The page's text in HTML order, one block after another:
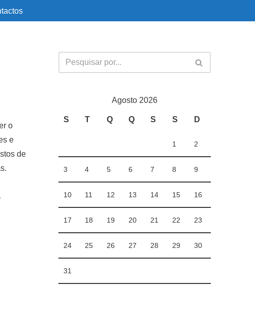
o
e
de
Agosto 2026
S T Q Q S S D
1 2
3 4 5 6 7 8 9
10 11 12 13 14 15 16
17 18 19 20 21 22 23
24 25 26 27 28 29 30
31